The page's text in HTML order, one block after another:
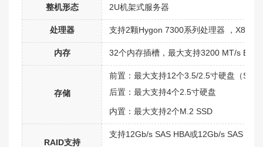
整机形态 2U机架式服务器
处理器 支持2颗Hygon 7300系列处理器 ，X86架
内存 32个内存插槽，最大支持3200 MT/s
存储
前置：最大支持12个3.5/2.5寸硬盘（SAS/
后置：最大支持4个2.5寸硬盘
内置：最大支持2个M.2 SSD
RAID支持
支持12Gb/s SAS HBA或12Gb/s SAS